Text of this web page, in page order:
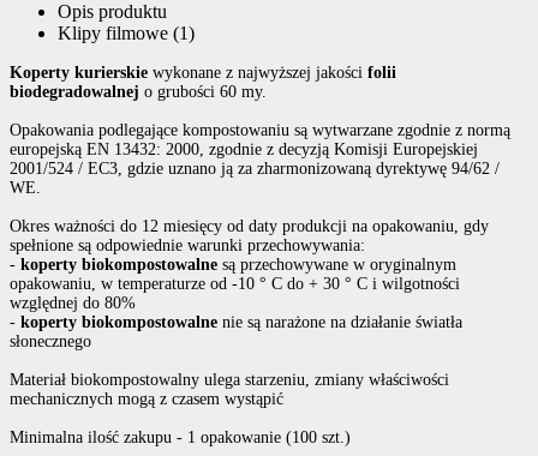
Opis produktu
Klipy filmowe (1)
Koperty kurierskie wykonane z najwyższej jakości folii
biodegradowalnej o grubości 60 my.
Opakowania podlegające kompostowaniu są wytwarzane zgodnie z normą
europejską EN 13432: 2000, zgodnie z decyzją Komisji Europejskiej
2001/524 / EC3, gdzie uznano ją za zharmonizowaną dyrektywę 94/62 /
WE.
Okres ważności do 12 miesięcy od daty produkcji na opakowaniu, gdy
spełnione są odpowiednie warunki przechowywania:
- koperty biokompostowalne są przechowywane w oryginalnym
opakowaniu, w temperaturze od -10 ° C do + 30 ° C i wilgotności
względnej do 80%
- koperty biokompostowalne nie są narażone na działanie światła
słonecznego
Materiał biokompostowalny ulega starzeniu, zmiany właściwości
mechanicznych mogą z czasem wystąpić
Minimalna ilość zakupu - 1 opakowanie (100 szt.)